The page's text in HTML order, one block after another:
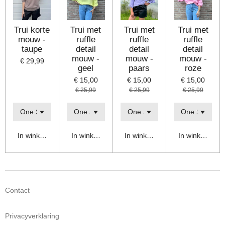
Trui korte
mouw -
taupe
€ 29,99
In winkelwagen
Trui met
ruffle
detail
mouw -
geel
€ 15,00
€ 25,99
In winkelwagen
Trui met
ruffle
detail
mouw -
paars
€ 15,00
€ 25,99
In winkelwagen
Trui met
ruffle
detail
mouw -
roze
€ 15,00
€ 25,99
In
Contact
Privacyverklaring